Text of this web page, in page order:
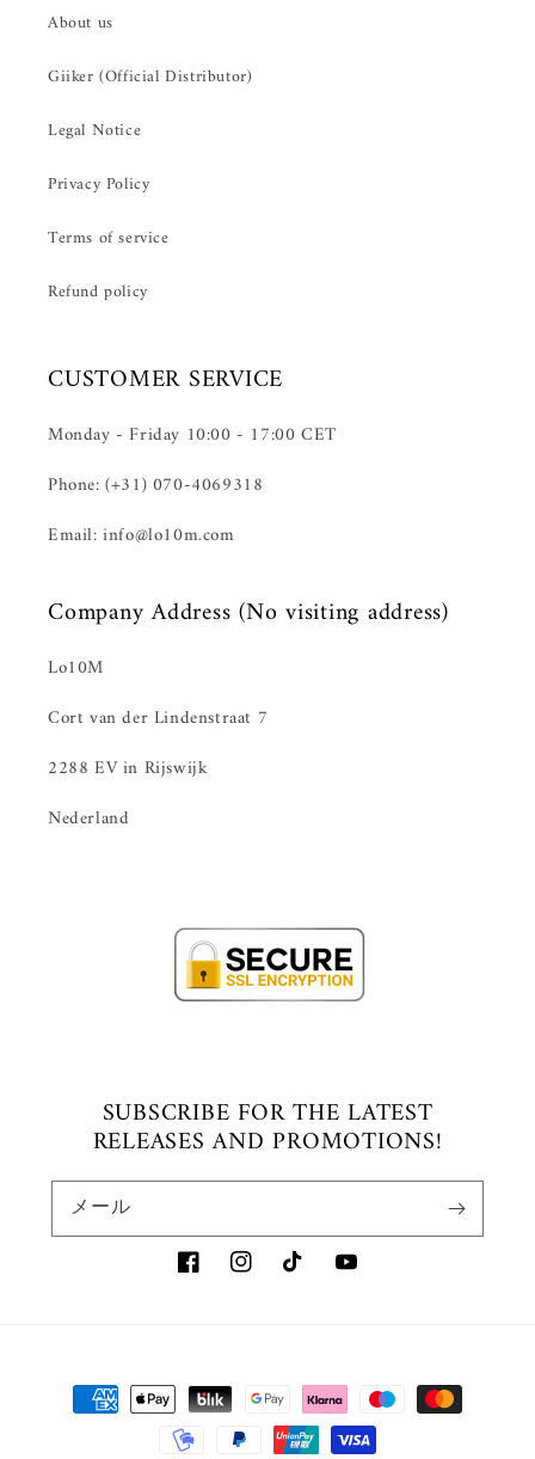
About us
Giiker (Official Distributor)
Legal Notice
Privacy Policy
Terms of service
Refund policy
CUSTOMER SERVICE
Monday - Friday 10:00 - 17:00 CET
Phone: (+31) 070-4069318
Email: info@lo10m.com
Company Address (No visiting address)
Lo10M
Cort van der Lindenstraat 7
2288 EV in Rijswijk
Nederland
SUBSCRIBE FOR THE LATEST
RELEASES AND PROMOTIONS!
メール
FacebookInstagramTikTokYouTube